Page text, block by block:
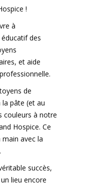
!
à
des
et aide
de
pâte (et au
couleurs à notre
Hospice. Ce
avec la
succès,
lieu encore